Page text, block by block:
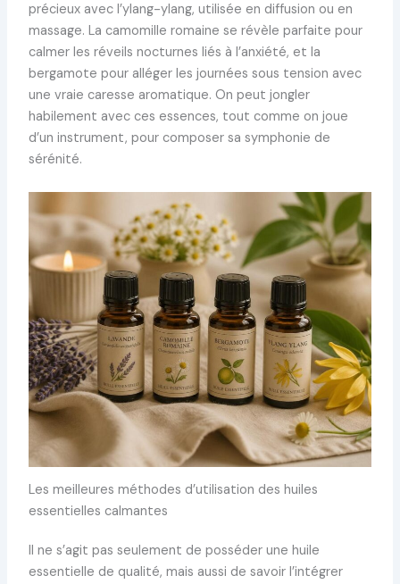
précieux avec l’ylang-ylang, utilisée en diffusion ou en
massage. La camomille romaine se révèle parfaite pour
calmer les réveils nocturnes liés à l’anxiété, et la
bergamote pour alléger les journées sous tension avec
une vraie caresse aromatique. On peut jongler
habilement avec ces essences, tout comme on joue
d’un instrument, pour composer sa symphonie de
sérénité.
Les meilleures méthodes d’utilisation des huiles
essentielles calmantes
Il ne s’agit pas seulement de posséder une huile
essentielle de qualité, mais aussi de savoir l’intégrer